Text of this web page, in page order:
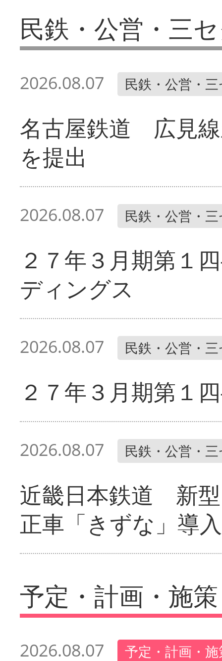
民鉄・公営・三
2026.08.07 民鉄・公営・
名古屋鉄道 広見
を提出
2026.08.07 民鉄・公営・
２７年３月期第１
ディングス
2026.08.07 民鉄・公営・
２７年３月期第１
2026.08.07 民鉄・公営・
近畿日本鉄道 新
正車「きずな」導入
予定・計画・施策
2026.08.07 予定・計画・